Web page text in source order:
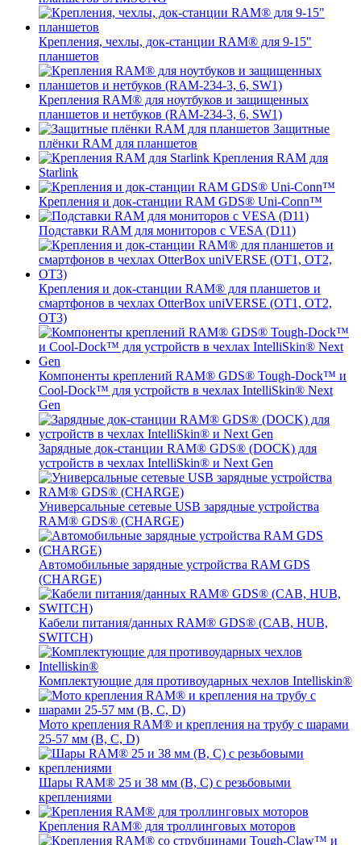
Крепления, чехлы, док-станции RAM® для 9-15"
планшетов
Крепления RAM® для ноутбуков и защищенных
планшетов и нетбуков (RAM-234-3, 6, SW1)
Защитные
плёнки RAM для планшетов
Крепления RAM для
Starlink
Крепления и док-станции RAM GDS® Uni-Conn™
Подставки RAM для мониторов с VESA (D11)
Крепления и док-станции RAM® для планшетов и
смартфонов в чехлах OtterBox uniVERSE (OT1, OT2,
OT3)
Компоненты креплений RAM® GDS® Tough-Dock™ и
Cool-Dock™ для устройств в чехлах IntelliSkin® Next
Gen
Зарядные док-станции RAM® GDS® (DOCK) для
устройств в чехлах IntelliSkin® и Next Gen
Универсальные сетевые USB зарядные устройства
RAM® GDS® (CHARGE)
Автомобильные зарядные устройства RAM GDS
(CHARGE)
Кабели питания/данных RAM® GDS® (CAB, HUB,
SWITCH)
Комплектующие для противоударных чехлов Intelliskin®
Мото крепления RAM® и крепления на трубу с шарами
25-57 мм (B, C, D)
Шары RAM® 25 и 38 мм (B, C) с резьбовыми
креплениями
Крепления RAM® для троллинговых моторов